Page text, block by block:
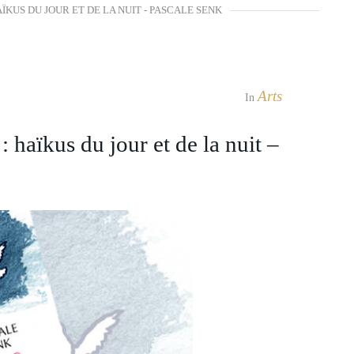
DU JOUR ET DE LA NUIT - PASCALE SENK
InArts
haïkus du jour et de la nuit –